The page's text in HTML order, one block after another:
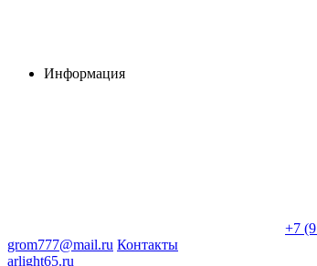
Информация
+7
grom777@mail.ru Контакты
arlight65.ru